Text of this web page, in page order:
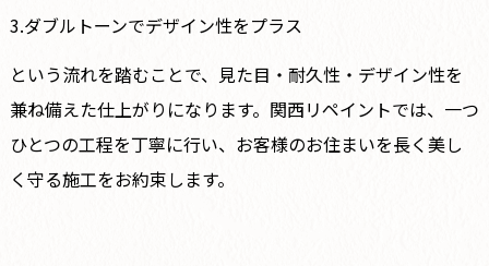
3.ダブルトーンでデザイン性をプラス
という流れを踏むことで、見た目・耐久性・デザイン性を
兼ね備えた仕上がりになります。関西リペイントでは、一つ
ひとつの工程を丁寧に行い、お客様のお住まいを長く美し
く守る施工をお約束します。